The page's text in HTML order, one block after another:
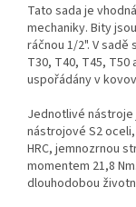
Tato sada je
mechaniky. Bity
ráčnou 1/2". V
T30, T40, T45, T50
uspořádány v
Jednotlivé
nástrojové S2
HRC, jemnozrnou
momentem 21,8
dlouhodobou